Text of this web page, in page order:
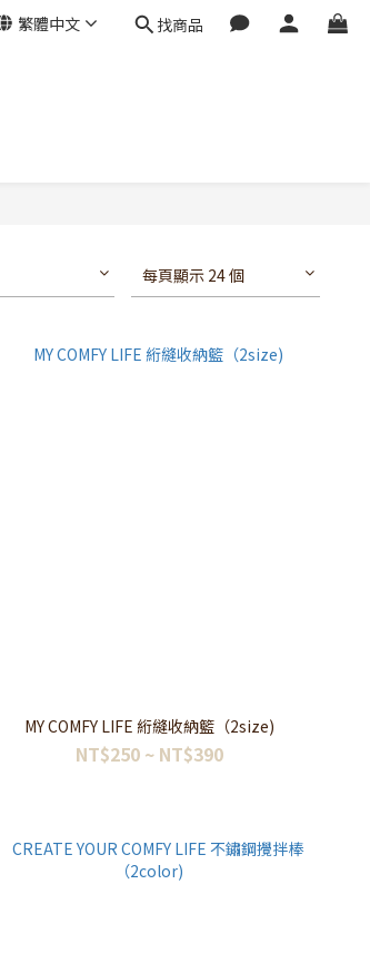
繁體中文 找商品
每頁顯示 24 個
MY COMFY LIFE 絎縫收納籃（2size)
NT$250 ~ NT$390